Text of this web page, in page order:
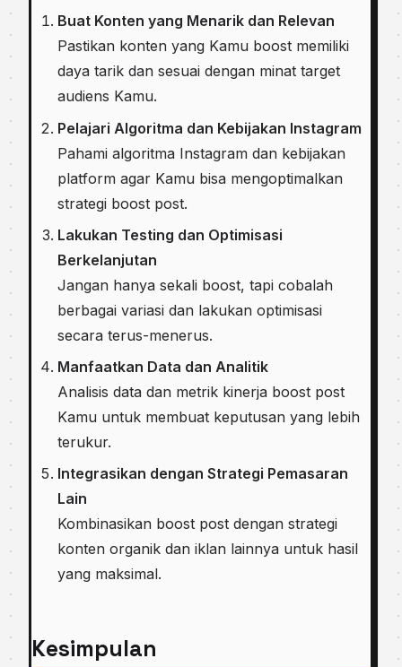
Buat Konten yang Menarik dan Relevan
Pastikan konten yang Kamu boost memiliki
daya tarik dan sesuai dengan minat target
audiens Kamu.
Pelajari Algoritma dan Kebijakan Instagram
Pahami algoritma Instagram dan kebijakan
platform agar Kamu bisa mengoptimalkan
strategi boost post.
Lakukan Testing dan Optimisasi
Berkelanjutan
Jangan hanya sekali boost, tapi cobalah
berbagai variasi dan lakukan optimisasi
secara terus-menerus.
Manfaatkan Data dan Analitik
Analisis data dan metrik kinerja boost post
Kamu untuk membuat keputusan yang lebih
terukur.
Integrasikan dengan Strategi Pemasaran
Lain
Kombinasikan boost post dengan strategi
konten organik dan iklan lainnya untuk hasil
yang maksimal.
Kesimpulan